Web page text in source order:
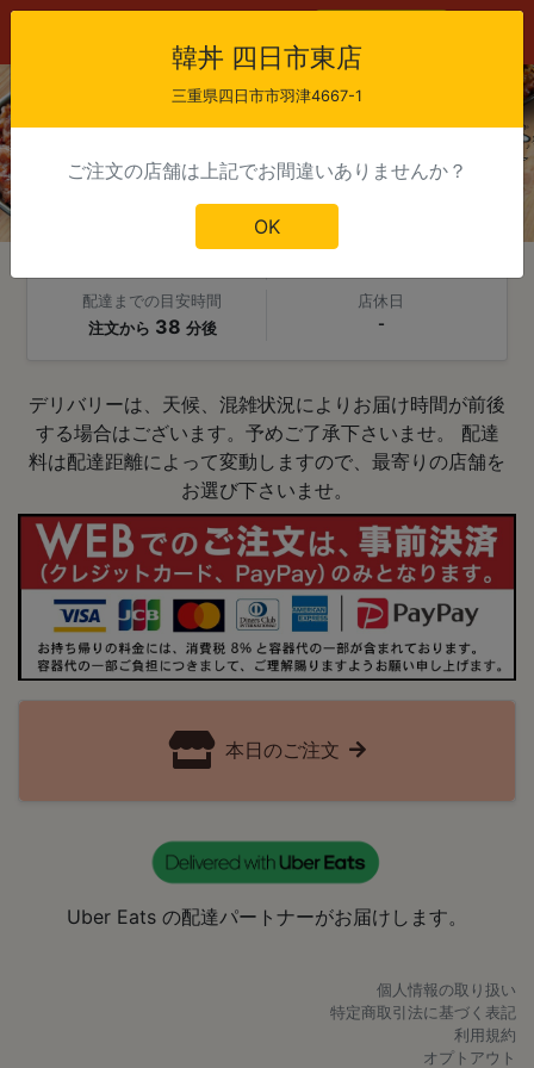
韓丼 四日市東店
三重県四日市市羽津4667-1
ご注文の店舗は上記でお間違いありませんか？
OK
当日注文受付時間
配達可能時間
配達までの目安時間
注文から 38 分後
店休日
-
デリバリーは、天候、混雑状況によりお届け時間が前後
する場合はございます。予めご了承下さいませ。 配達
料は配達距離によって変動しますので、最寄りの店舗を
お選び下さいませ。
本日のご注文
Uber Eats の配達パートナーがお届けします。
個人情報の取り扱い
特定商取引法に基づく表記
利用規約
オプトアウト